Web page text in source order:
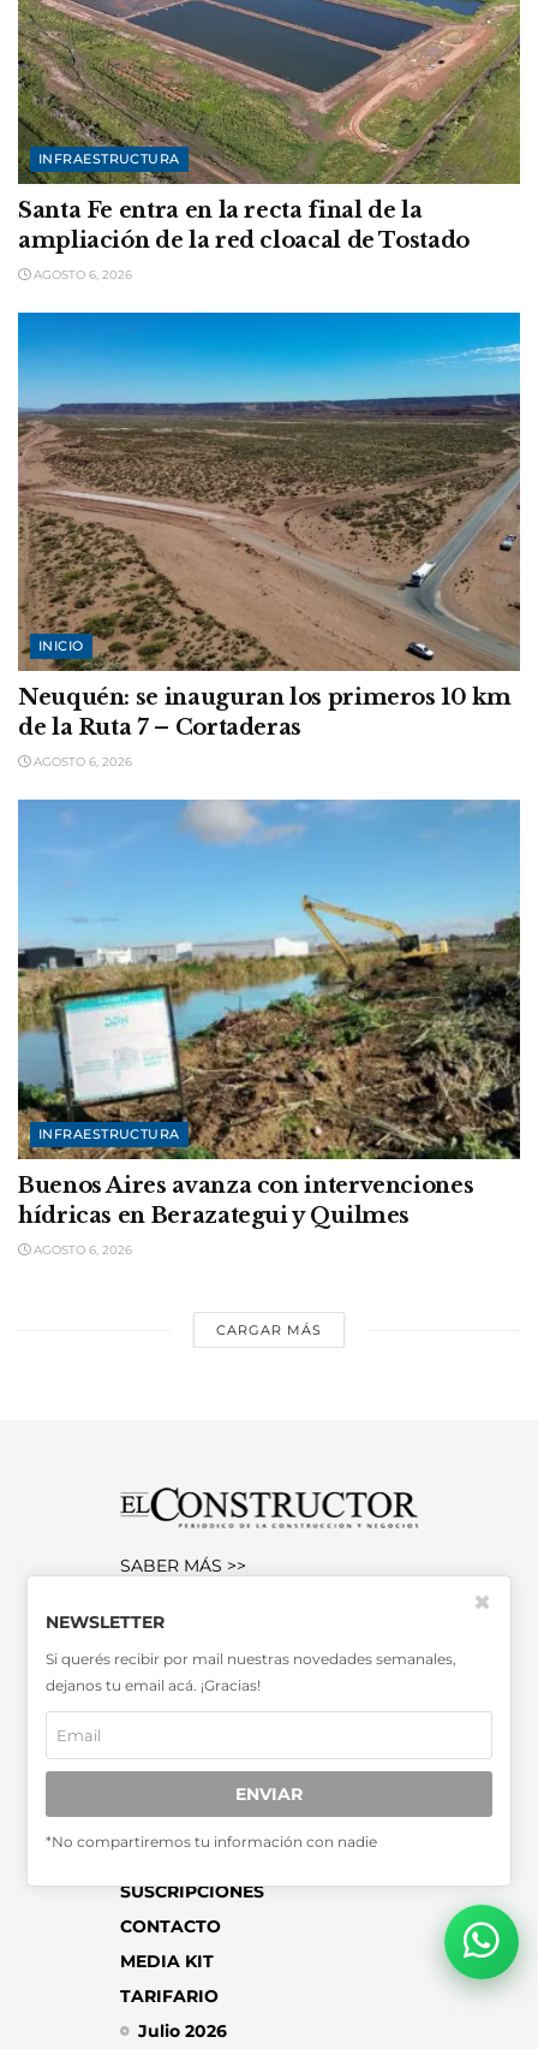
INFRAESTRUCTURA
Santa Fe entra en la recta final de la
ampliación de la red cloacal de Tostado
AGOSTO 6, 2026
INICIO
Neuquén: se inauguran los primeros 10 km
de la Ruta 7 – Cortaderas
AGOSTO 6, 2026
INFRAESTRUCTURA
Buenos Aires avanza con intervenciones
hídricas en Berazategui y Quilmes
AGOSTO 6, 2026
CARGAR MÁS
SABER MÁS >>
Miembro de la Asociación de
SUSCRIPCIONES
CONTACTO
MEDIA KIT
TARIFARIO
Julio 2026
NEWSLETTER
Si querés recibir por mail nuestras novedades semanales,
dejanos tu email acá. ¡Gracias!
ENVIAR
*No compartiremos tu información con nadie
✖